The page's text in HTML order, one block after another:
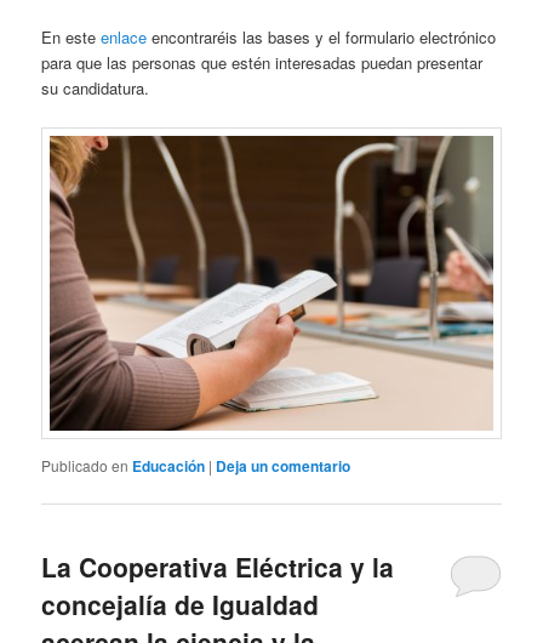
En esteenlace encontraréis las bases y el formulario electrónico
para que las personas que estén interesadas puedan presentar
su candidatura.
Publicado en Educación | Deja un comentario
La Cooperativa Eléctrica y la
concejalía de Igualdad